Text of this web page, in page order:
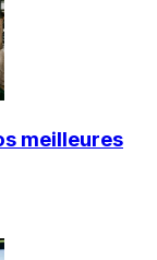
meilleures